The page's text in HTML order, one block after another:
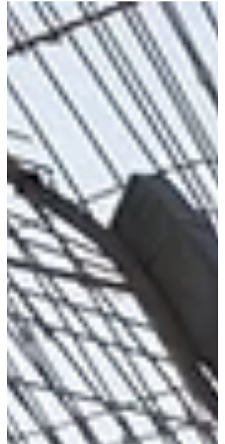
antwoordt: "Nou... ik heb echt fantastische
filmpjes gezien. Ik heb duizenden keren
naar iemand gekeken die een dansje deed.
Ik heb ongeveer 48.000 keer mijn mail
gecheckt. En ik weet precies hoe de lunch
van een onbekende influencer er op 14
maart 2038 uitzag." Niet helemaal het
verhaal waar je op hoopte, toch? N